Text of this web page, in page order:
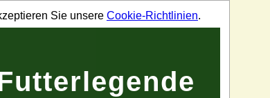
Sie unsere Cookie-Richtlinien.